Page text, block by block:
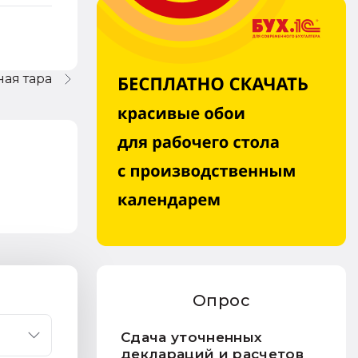
тара
Опрос
Сдача уточненных
деклараций и расчетов